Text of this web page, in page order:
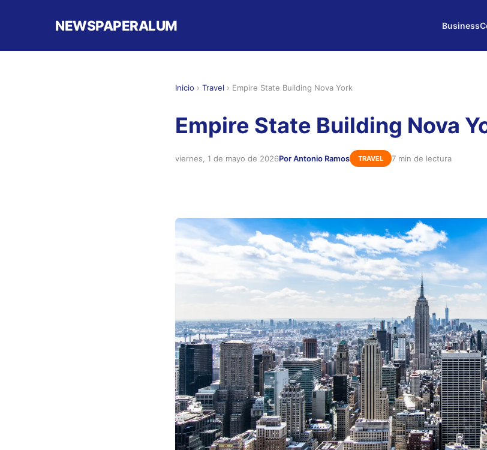
NEWSPAPERALUM Business
Inicio › Travel › Empire State Building Nova York
Empire State Building Nova
viernes, 1 de mayo de 2026Por Antonio Ramos TRAVEL 7 min de lectura